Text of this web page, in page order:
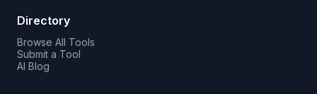
Directory
Browse All Tools
Submit a Tool
AI Blog